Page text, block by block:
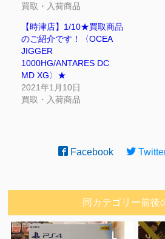
買取・入荷商品
【時津店】1/10★買取商品
のご紹介です！〈OCEA
JIGGER
1000HG/ANTARES DC
MD XG〉★
2021年1月10日
買取・入荷商品
Facebook
同カテゴリー前後